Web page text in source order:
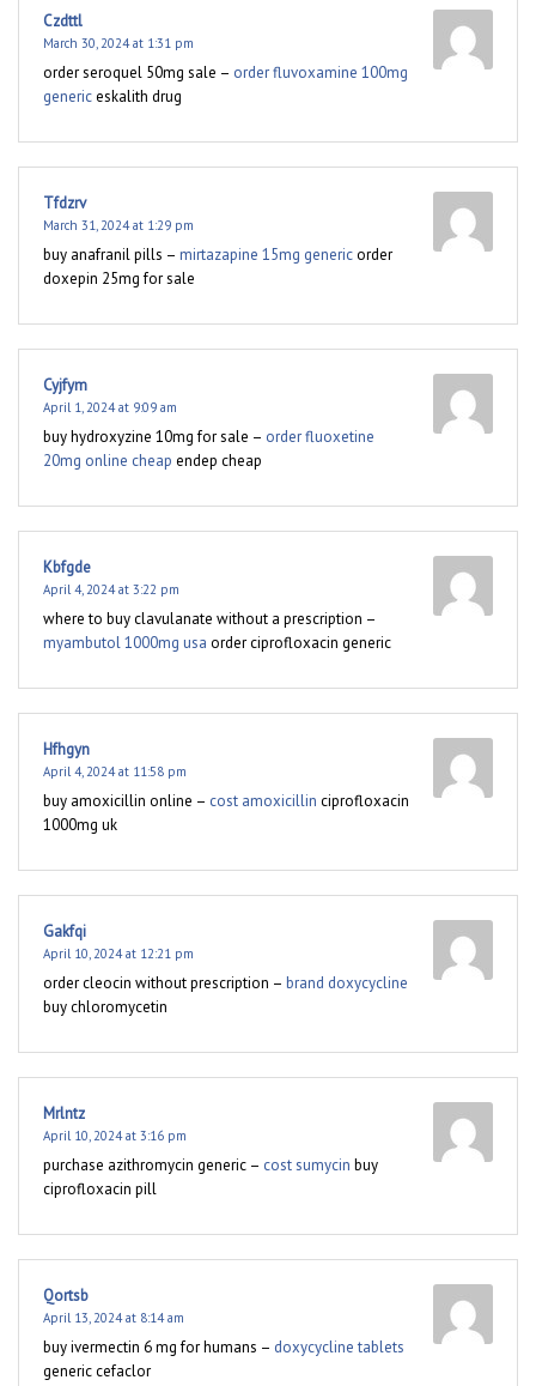
Czdttl
March 30, 2024 at 1:31 pm
order seroquel 50mg sale – order fluvoxamine 100mg
genericeskalith drug
Tfdzrv
March 31, 2024 at 1:29 pm
buy anafranil pills – mirtazapine 15mg genericorder
doxepin 25mg for sale
Cyjfym
April 1, 2024 at 9:09 am
buy hydroxyzine 10mg for sale – order fluoxetine
20mg online cheap endep cheap
Kbfgde
April 4, 2024 at 3:22 pm
where to buy clavulanate without a prescription –
myambutol 1000mg usa order ciprofloxacin generic
Hfhgyn
April 4, 2024 at 11:58 pm
buy amoxicillin online – cost amoxicillin ciprofloxacin
1000mg uk
Gakfqi
April 10, 2024 at 12:21 pm
order cleocin without prescription – brand doxycycline
buy chloromycetin
Mrlntz
April 10, 2024 at 3:16 pm
purchase azithromycin generic – cost sumycin buy
ciprofloxacin pill
Qortsb
April 13, 2024 at 8:14 am
buy ivermectin 6 mg for humans – doxycycline tablets
generic cefaclor